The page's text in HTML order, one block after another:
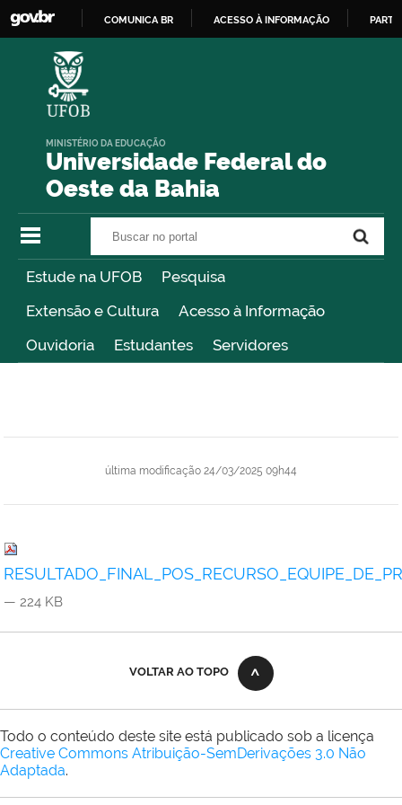
COMUNICA BR ACESSO À INFORMAÇÃO
Universidade Federal do
Oeste da Bahia
MINISTÉRIO DA EDUCAÇÃO
Estude na UFOB
Pesquisa
Extensão e Cultura
Acesso à Informação
Ouvidoria
Estudantes Servidores
última modificação 24/03/2025 09h44
— 224 KB
VOLTAR AO TOPO
Todo o conteúdo deste site está publicado sob a licença
Creative Commons Atribuição-SemDerivações 3.0 Não
Adaptada.